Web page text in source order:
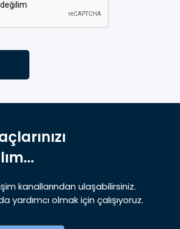
kanallarından ulaşabilirsiniz.
yardımcı olmak için çalışıyoruz.